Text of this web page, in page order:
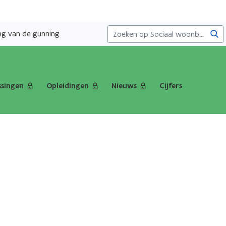
van de gunning
Opleidingen Nieuws
Cijfers